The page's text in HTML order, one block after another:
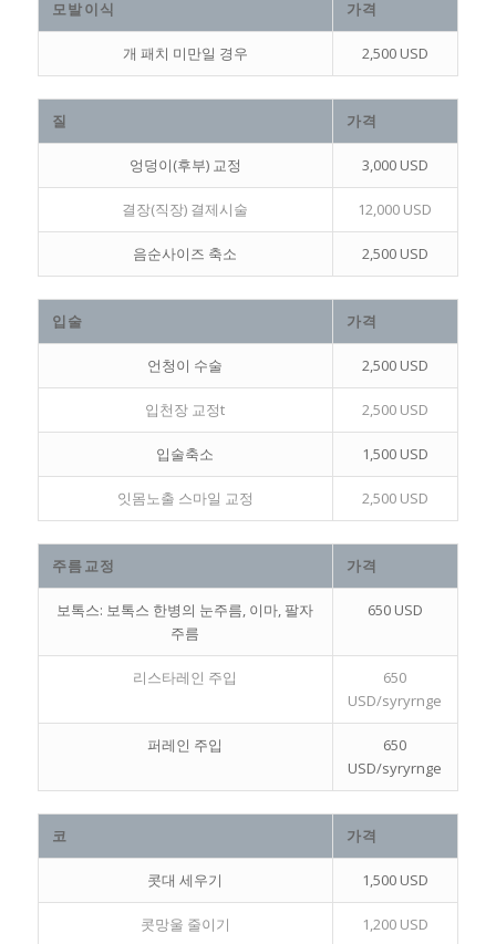
모발이식 가격
개 패치 미만일 경우 2,500 USD
질 가격
엉덩이(후부) 교정 3,000 USD
결장(직장) 결제시술 12,000 USD
음순사이즈 축소 2,500 USD
입술 가격
언청이 수술 2,500 USD
입천장 교정t 2,500 USD
입술축소 1,500 USD
잇몸노출 스마일 교정 2,500 USD
주름교정 가격
보톡스: 보톡스 한병의 눈주름, 이마, 팔자
주름
650 USD
리스타레인 주입
650
USD/syryrnge
퍼레인 주입
650
USD/syryrnge
코 가격
콧대 세우기 1,500 USD
콧망울 줄이기 1,200 USD